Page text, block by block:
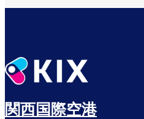
関西国際空港